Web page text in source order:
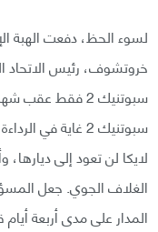
خروتشوف، رئيس الاتحاد
سبوتنيك 2 غاية
لايكا لن تعود إلى
الغلاف الجوي. جعل
المدار على مدى أربعة